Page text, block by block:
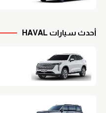
أحدث سيارات HAVAL